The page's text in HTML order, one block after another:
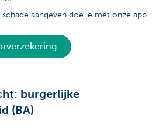
aangeven doe je met onze app
burgerlijke
(BA)